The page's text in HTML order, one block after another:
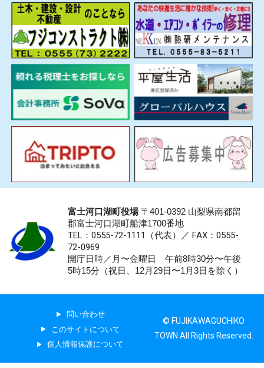
富士河口湖町役場〒401-0392 山梨県南都留
郡富士河口湖町船津1700番地
TEL：0555-72-1111 （代表）／ FAX：0555-
72-0969
開庁日時／月〜金曜日 午前8時30分〜午後
5時15分（祝日、12月29日〜1月3日を除く）
問い合わせ
このサイトについて
個人情報保護について
© FUJIKAWAGUCHIKO
TOWN All Rights Reserved.